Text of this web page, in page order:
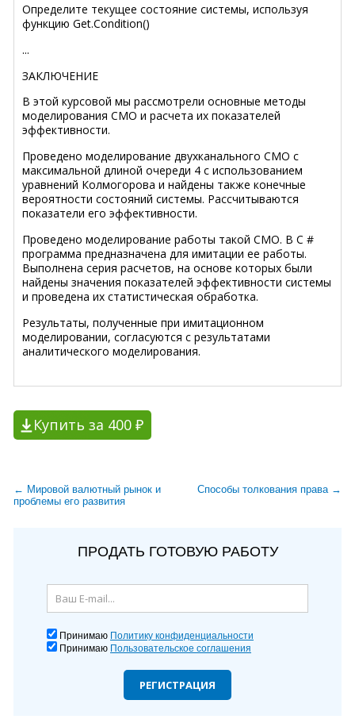
Определите текущее состояние системы, используя
функцию Get.Condition()
...
ЗАКЛЮЧЕНИЕ
В этой курсовой мы рассмотрели основные методы
моделирования СМО и расчета их показателей
эффективности.
Проведено моделирование двухканального СМО с
максимальной длиной очереди 4 с использованием
уравнений Колмогорова и найдены также конечные
вероятности состояний системы. Рассчитываются
показатели его эффективности.
Проведено моделирование работы такой СМО. В C #
программа предназначена для имитации ее работы.
Выполнена серия расчетов, на основе которых были
найдены значения показателей эффективности системы
и проведена их статистическая обработка.
Результаты, полученные при имитационном
моделировании, согласуются с результатами
аналитического моделирования.
Купить за 400 ₽
← Мировой валютный рынок и
проблемы его развития
Способы толкования права →
ПРОДАТЬ ГОТОВУЮ РАБОТУ
Принимаю Политику конфиденциальности
Принимаю Пользовательское соглашения
РЕГИСТРАЦИЯ